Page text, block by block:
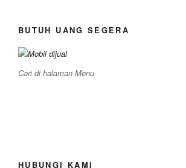
BUTUH UANG SEGERA
Cari di halaman Menu
HUBUNGI KAMI